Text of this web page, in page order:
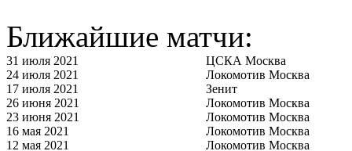
Ближайшие матчи:
31 июля 2021
ЦСКА Москва
24 июля 2021
Локомотив Москва
17 июля 2021
Зенит
26 июня 2021
Локомотив Москва
23 июня 2021
Локомотив Москва
16 мая 2021
Локомотив Москва
12 мая 2021
Локомотив Москва